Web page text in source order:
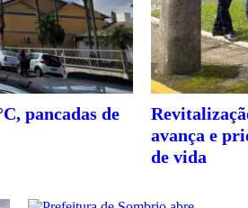
pancadas de
avança e
de vida